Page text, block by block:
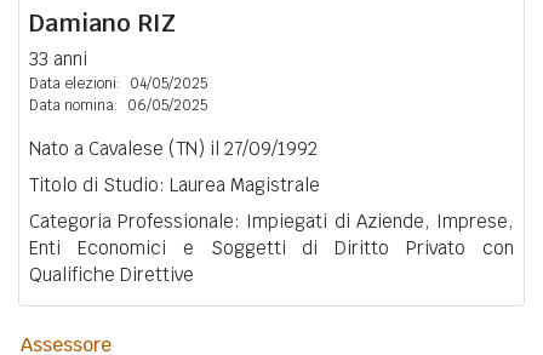
Damiano RIZ
33 anni
Data elezioni:
04/05/2025
Data nomina:
06/05/2025
Nato a Cavalese (TN) il 27/09/1992
Titolo di Studio: Laurea Magistrale
Categoria Professionale: Impiegati di Aziende, Imprese,
Enti Economici e Soggetti di Diritto Privato con
Qualifiche Direttive
Assessore